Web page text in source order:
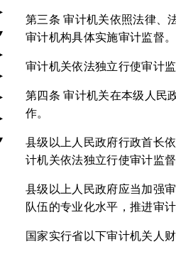
第三条 审计机关依照法律、
审计机构具体实施审计监督。
审计机关依法独立行使审计
第四条 审计机关在本级人民
作。
县级以上人民政府行政首长
计机关依法独立行使审计监督
县级以上人民政府应当加强
队伍的专业化水平，推进审计
国家实行省以下审计机关人